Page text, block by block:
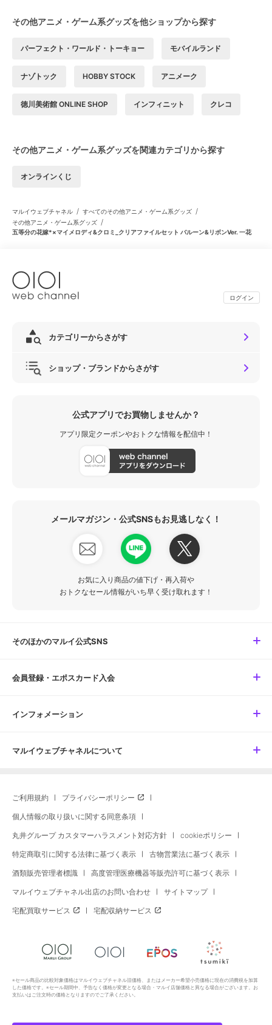
その他アニメ・ゲーム系グッズを他ショップから探す
パーフェクト・ワールド・トーキョー モバイルランド
ナゾトック HOBBY STOCK アニメーク
徳川美術館 ONLINE SHOP インフィニット クレコ
その他アニメ・ゲーム系グッズを関連カテゴリから探す
オンラインくじ
マルイウェブチャネル / すべてのその他アニメ・ゲーム系グッズ /
その他アニメ・ゲーム系グッズ /
五等分の花嫁*×マイメロディ&クロミ_クリアファイルセット バルーン&リボンVer. 一花
ログイン
カテゴリーからさがす
ショップ・ブランドからさがす
公式アプリでお買物しませんか？
アプリ限定クーポンやおトクな情報を配信中！
メールマガジン・公式SNSもお見逃しなく！
お気に入り商品の値下げ・再入荷や
おトクなセール情報がいち早く受け取れます！
そのほかのマルイ公式SNS
会員登録・エポスカード入会
インフォメーション
マルイウェブチャネルについて
ご利用規約 プライバシーポリシー
個人情報の取り扱いに関する同意条項
丸井グループ カスタマーハラスメント対応方針 cookieポリシー
特定商取引に関する法律に基づく表示 古物営業法に基づく表示
酒類販売管理者標識 高度管理医療機器等販売許可に基づく表示
マルイウェブチャネル出店のお問い合わせ サイトマップ
宅配買取サービス 宅配収納サービス
※セール商品の比較対象価格はマルイウェブチャネル旧価格、またはメーカー希望小売価格に現在の消費税を加算
した価格です。※セール期間中、予告なく価格が変更となる場合・マルイ店舗価格と異なる場合がございます。お
支払いはご注文時の価格となりますのでご了承ください。